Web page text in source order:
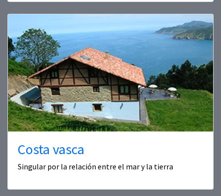
Costa vasca
Singular por la relación entre el mar y la tierra